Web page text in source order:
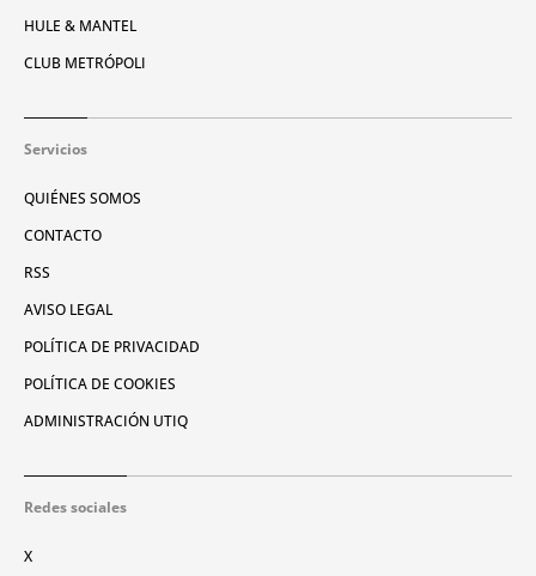
HULE & MANTEL
CLUB METRÓPOLI
Servicios
QUIÉNES SOMOS
CONTACTO
RSS
AVISO LEGAL
POLÍTICA DE PRIVACIDAD
POLÍTICA DE COOKIES
ADMINISTRACIÓN UTIQ
Redes sociales
X